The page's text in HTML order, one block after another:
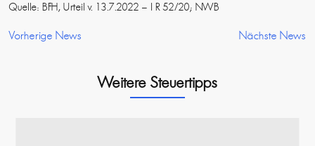
Quelle: BFH, Urteil v. 13.7.2022 – I R 52/20; NWB
Vorherige News Nächste News
Weitere Steuertipps